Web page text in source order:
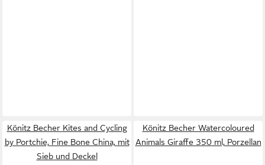
Könitz Becher Kites and Cycling
by Portchie, Fine Bone China, mit
Sieb und Deckel
Könitz Becher Watercoloured
Animals Giraffe 350 ml, Porzellan